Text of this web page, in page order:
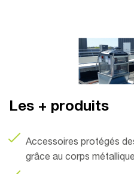
Les + produits
Accessoires protégés
grâce au corps métallique